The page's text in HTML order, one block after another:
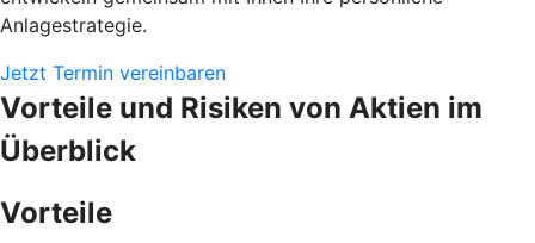
Anlagestrategie.
Jetzt Termin vereinbaren
Vorteile und Risiken von Aktien im
Überblick
Vorteile